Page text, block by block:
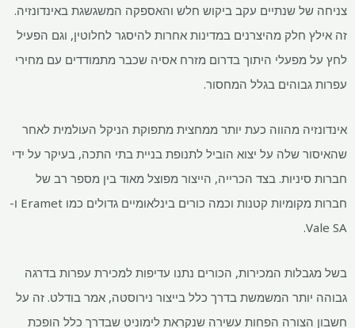
צניחה של שנתיים עקב ביקוש חלש והאספקה ​​המשגשגת באינדונזיה.
זה אילץ חלק מהיצרנים במדינות אחרות להיסגר לחלוטין, וגם הפעיל
לחץ על מפעלי היתוך בדרום מזרח אסיה שכבר מתמודדים עם מחירי
עפרות גבוהים בגלל המחסור.
אינדונזיה מהווה כעת יותר ממחצית מתפוקת הניקל העולמית לאחר
שהאיסור שלה על יצוא הוביל לתנופת בניית בתי התכה, בעיקר על ידי
חברות סיניות. בצד הכרייה, הייצור מפוצל מאוד בין מספר רב של
חברות מקומיות קטנות וכמה כורים בינלאומיים גדולים כמו Eramet ו-
Vale SA.
בשל מגבלות המכירות, הכורים נתנו עדיפות למכירת עפרות בדרגה
גבוהה יותר המשמשת בדרך כלל בייצור נירוסטה, אמר בודלט. זה על
חשבון הצורה הפחות עשירה שנקראת לימוניט שבדרך כלל הופכת